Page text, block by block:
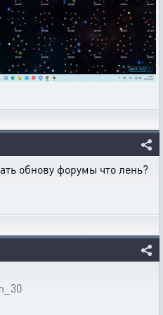
обнову форумы что лень?